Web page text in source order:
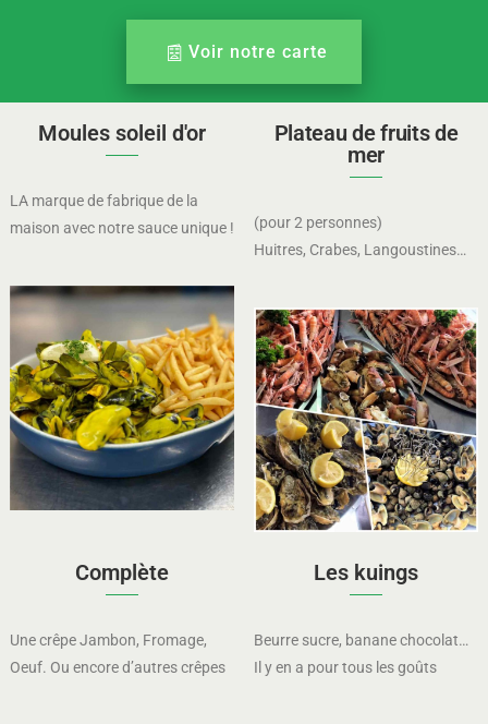
Voir notre carte
Moules soleil d'or
LA marque de fabrique de la
maison avec notre sauce unique !
Plateau de fruits de
mer
(pour 2 personnes)
Huitres, Crabes, Langoustines…
Complète
Une crêpe Jambon, Fromage,
Oeuf. Ou encore d’autres crêpes
Les kuings
Beurre sucre, banane chocolat…
Il y en a pour tous les goûts